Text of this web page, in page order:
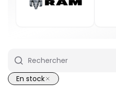
En stock